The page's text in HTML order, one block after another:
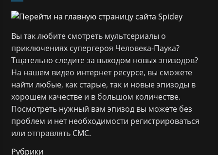
Вы так любите смотреть мультсериалы о
приключениях супергероя Человека-Паука?
Тщательно следите за выходом новых эпизодов?
На нашем видео интернет ресурсе, вы сможете
найти любые, как старые, так и новые эпизоды в
хорошем качестве и в большом количестве.
Посмотреть нужный вам эпизод вы можете без
проблем и нет необходимости регистрироваться
или отправлять СМС.
Рубрики